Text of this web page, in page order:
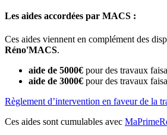
Les aides accordées par MACS :
Ces aides viennent en complément des
Réno'MACS.
aide de 5000€ pour des travaux
aide de 3000€ pour des travaux
Règlement d’intervention en faveur de la
Ces aides sont cumulables avec